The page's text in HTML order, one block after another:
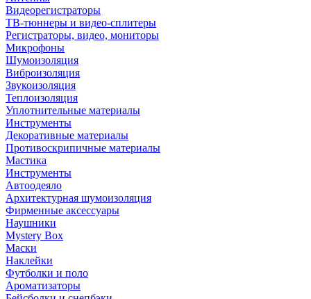
Видеорегистраторы
ТВ-тюннеры и видео-сплитеры
Регистраторы, видео, мониторы
Микрофоны
Шумоизоляция
Виброизоляция
Звукоизоляция
Теплоизоляция
Уплотнительные материалы
Инструменты
Декоративные материалы
Противоскрипичные материалы
Мастика
Инструменты
Автоодеяло
Архитектурная шумоизоляция
Фирменные аксессуары
Наушники
Mystery Box
Маски
Наклейки
Футболки и поло
Ароматизаторы